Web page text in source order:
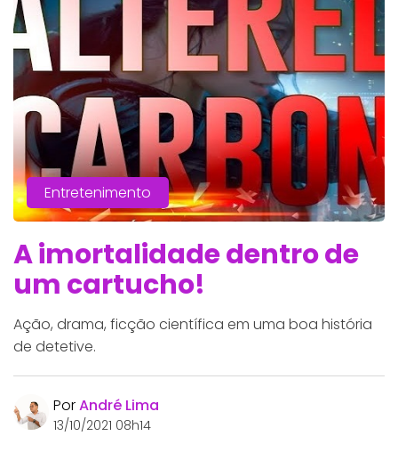
Entretenimento
A imortalidade dentro de
um cartucho!
Ação, drama, ficção científica em uma boa história
de detetive.
PorAndré Lima
13/10/2021 08h14